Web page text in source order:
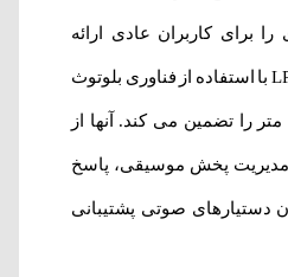
برای کاربران عادی ارائه
می‌دهند.هندزفری LP8 Pro با استفاده از فناوری بلوتوث
5.2 اتصالات پایدار تا 10 متر را تضمین می کند. آنها از
پخش موسیقی، پاسخ
دستیارهای صوتی پشتیبانی